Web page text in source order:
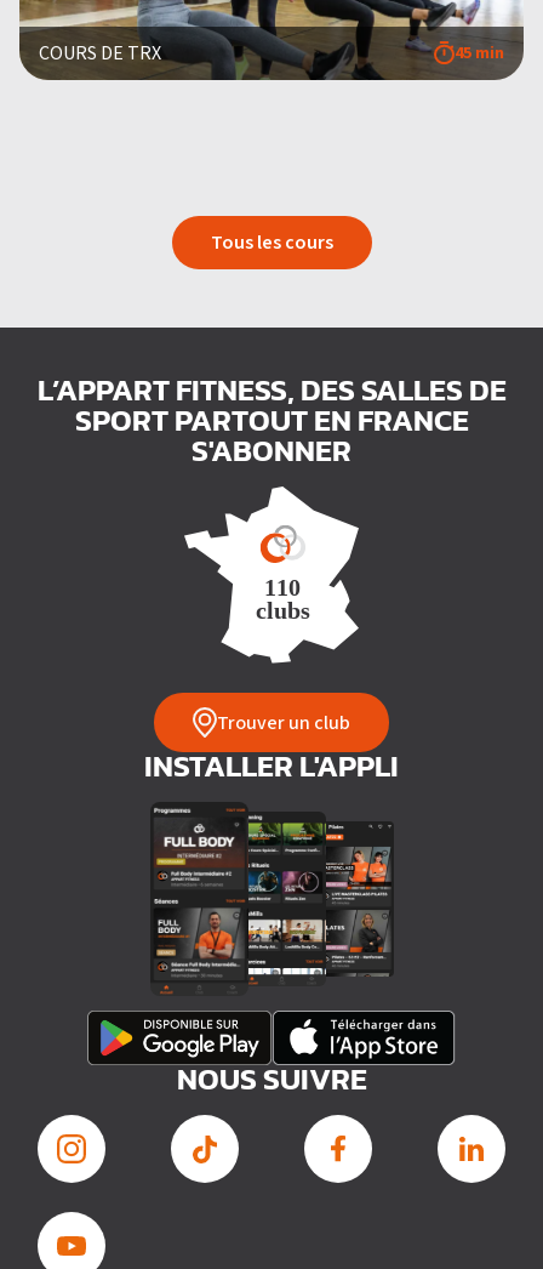
COURS DE TRX 45 min
Tous les cours
L’APPART FITNESS, DES SALLES DE
SPORT PARTOUT EN FRANCE
S'ABONNER
Trouver un club
INSTALLER L'APPLI
NOUS SUIVRE